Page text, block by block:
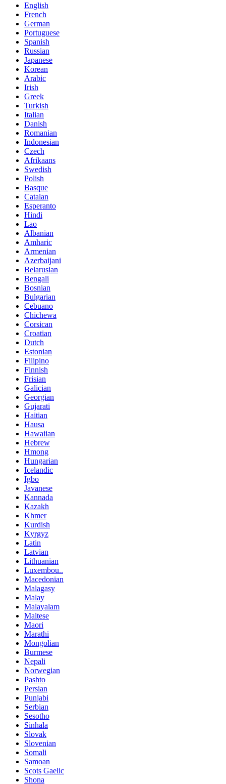
English
French
German
Portuguese
Spanish
Russian
Japanese
Korean
Arabic
Irish
Greek
Turkish
Italian
Danish
Romanian
Indonesian
Czech
Afrikaans
Swedish
Polish
Basque
Catalan
Esperanto
Hindi
Lao
Albanian
Amharic
Armenian
Azerbaijani
Belarusian
Bengali
Bosnian
Bulgarian
Cebuano
Chichewa
Corsican
Croatian
Dutch
Estonian
Filipino
Finnish
Frisian
Galician
Georgian
Gujarati
Haitian
Hausa
Hawaiian
Hebrew
Hmong
Hungarian
Icelandic
Igbo
Javanese
Kannada
Kazakh
Khmer
Kurdish
Kyrgyz
Latin
Latvian
Lithuanian
Luxembou..
Macedonian
Malagasy
Malay
Malayalam
Maltese
Maori
Marathi
Mongolian
Burmese
Nepali
Norwegian
Pashto
Persian
Punjabi
Serbian
Sesotho
Sinhala
Slovak
Slovenian
Somali
Samoan
Scots Gaelic
Shona